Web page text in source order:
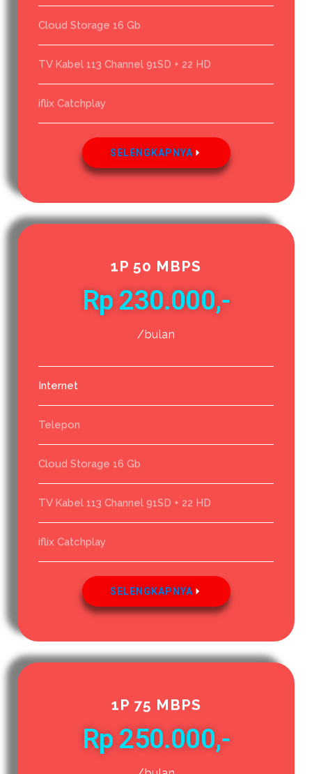
Cloud Storage 16 Gb
TV Kabel 113 Channel 91SD + 22 HD
iflix Catchplay
SELENGKAPNYA
1P 50 MBPS
Rp 230.000,-
/bulan
Internet
Telepon
Cloud Storage 16 Gb
TV Kabel 113 Channel 91SD + 22 HD
iflix Catchplay
SELENGKAPNYA
1P 75 MBPS
Rp 250.000,-